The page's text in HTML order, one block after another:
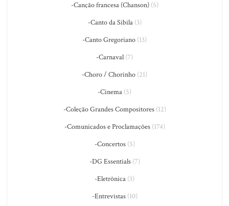
-Canção francesa (Chanson)(5)
-Canto da Sibila(3)
-Canto Gregoriano (13)
-Carnaval (7)
-Choro / Chorinho (21)
-Cinema (5)
-Coleção Grandes Compositores(12)
-Comunicados e Proclamações(174)
-Concertos(5)
-DG Essentials(7)
-Eletrônica (3)
-Entrevistas(10)